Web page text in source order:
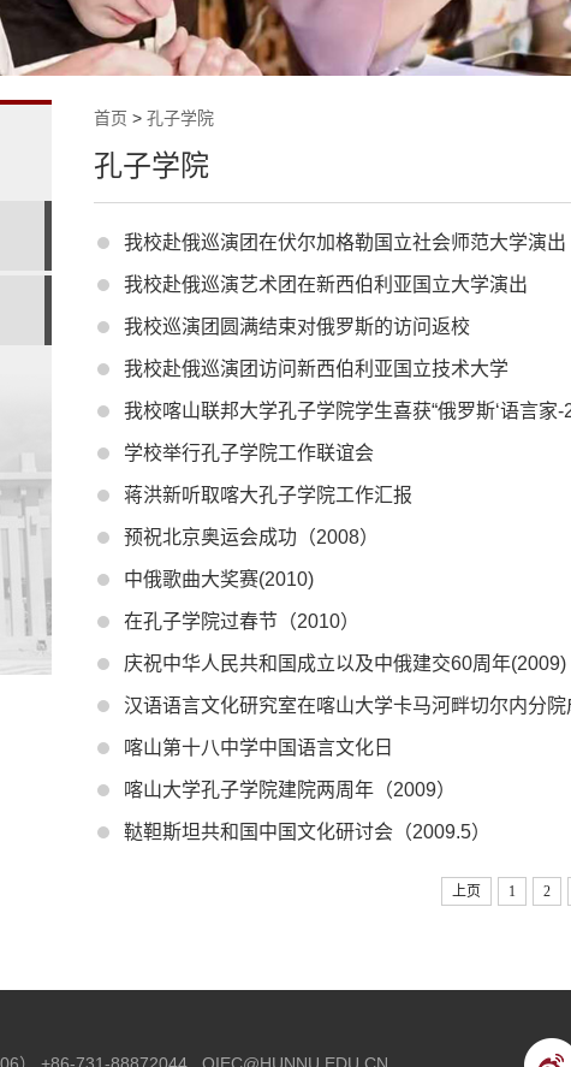
首页 > 孔子学院
孔子学院
我校赴俄巡演团在伏尔加格勒国立社会师范大学演出
我校赴俄巡演艺术团在新西伯利亚国立大学演出
我校巡演团圆满结束对俄罗斯的访问返校
我校赴俄巡演团访问新西伯利亚国立技术大学
我校喀山联邦大学孔子学院学生喜获“俄罗斯‘语言家-
学校举行孔子学院工作联谊会
蒋洪新听取喀大孔子学院工作汇报
预祝北京奥运会成功（2008）
中俄歌曲大奖赛(2010)
在孔子学院过春节（2010）
庆祝中华人民共和国成立以及中俄建交60周年(2009)
汉语语言文化研究室在喀山大学卡马河畔切尔内分
喀山第十八中学中国语言文化日
喀山大学孔子学院建院两周年（2009）
鞑靼斯坦共和国中国文化研讨会（2009.5）
上页 1 2